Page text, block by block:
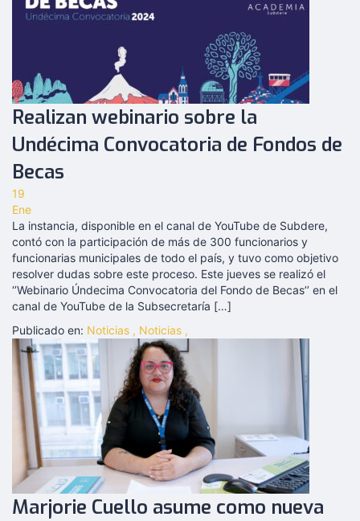
Realizan webinario sobre la
Undécima Convocatoria de Fondos de
Becas
19
Ene
La instancia, disponible en el canal de YouTube de Subdere,
contó con la participación de más de 300 funcionarios y
funcionarias municipales de todo el país, y tuvo como objetivo
resolver dudas sobre este proceso. Este jueves se realizó el
‘’Webinario Úndecima Convocatoria del Fondo de Becas’’ en el
canal de YouTube de la Subsecretaría […]
Publicado en: Noticias , Noticias ,
Marjorie Cuello asume como nueva